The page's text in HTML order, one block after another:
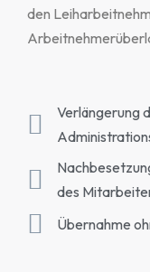
den
Verlängerung
des
Übernahme